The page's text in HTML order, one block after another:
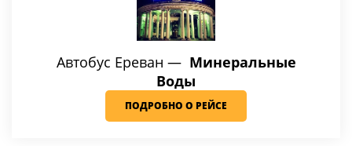
Автобус Ереван — Минеральные
Воды
ПОДРОБНО О РЕЙСЕ